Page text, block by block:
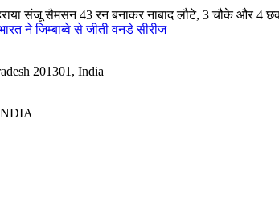
संजू सैमसन 43 रन बनाकर नाबाद लौटे, 3 चौके और
ने जिम्बाब्वे से जीती वनडे सीरीज
201301, India